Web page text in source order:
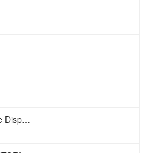
Achille Lauro – Amore Disperato